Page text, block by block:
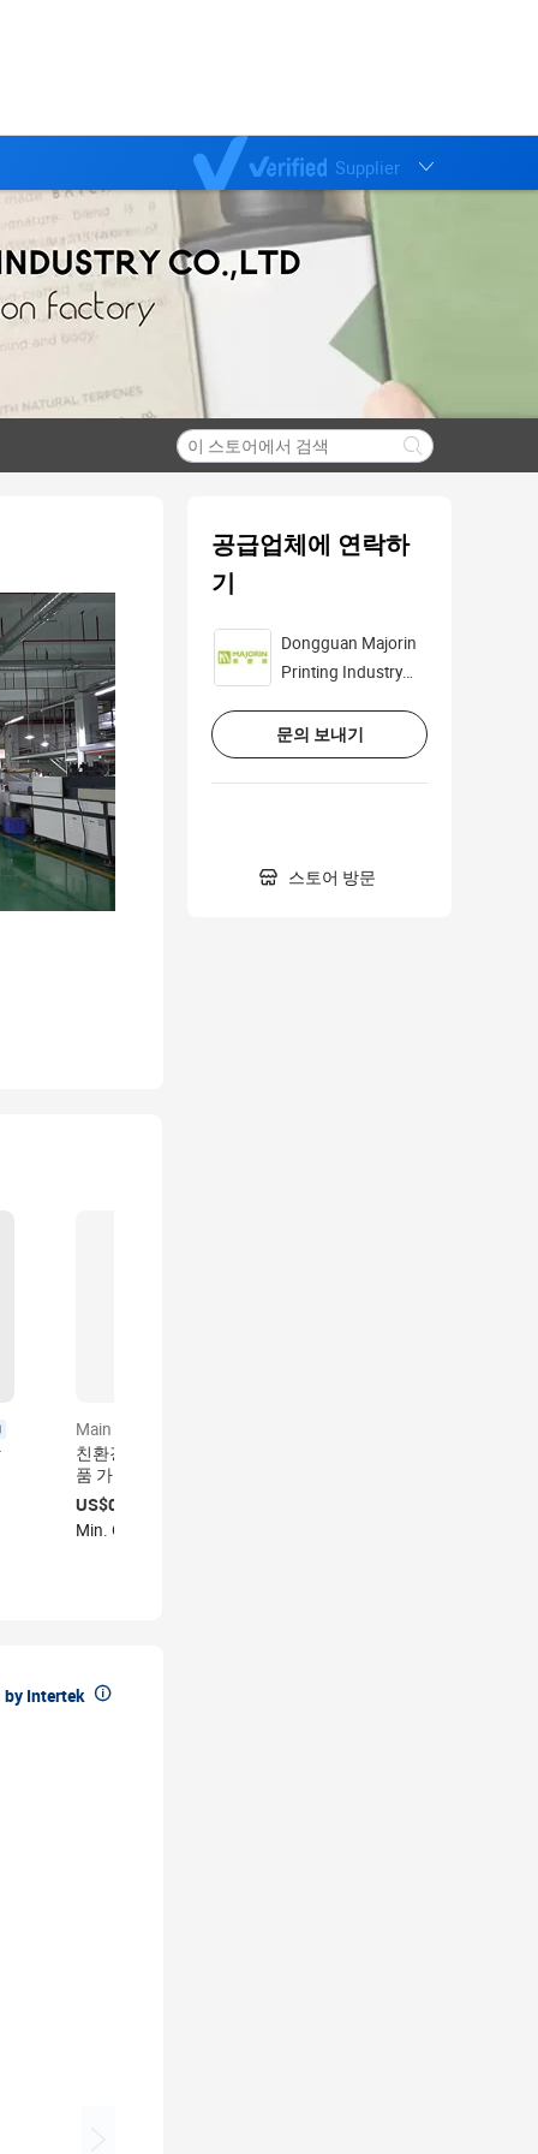
Supplier
공급업체에 연락하
기
Dongguan Majorin
Printing Industry
문의 보내기
 스토어 방문
Main product
친환경 재활용 소재 화장
품 가발 헤어 익스텐션 포
장 접이식 상자 엠보싱 맞
춤 로고 골판지 선물 상자
US$0.10-0.30
Min. Order: 1000 박스
by Intertek 